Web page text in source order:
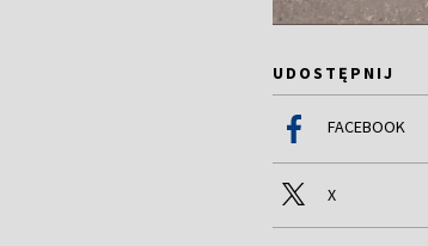
UDOSTĘPNIJ
FACEBOOK
X